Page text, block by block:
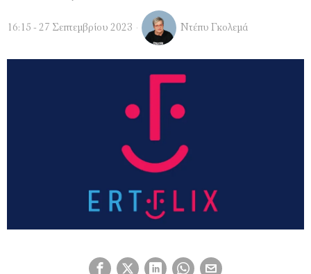
16:15 - 27 Σεπτεμβρίου 2023 Ντέπυ Γκολεμά